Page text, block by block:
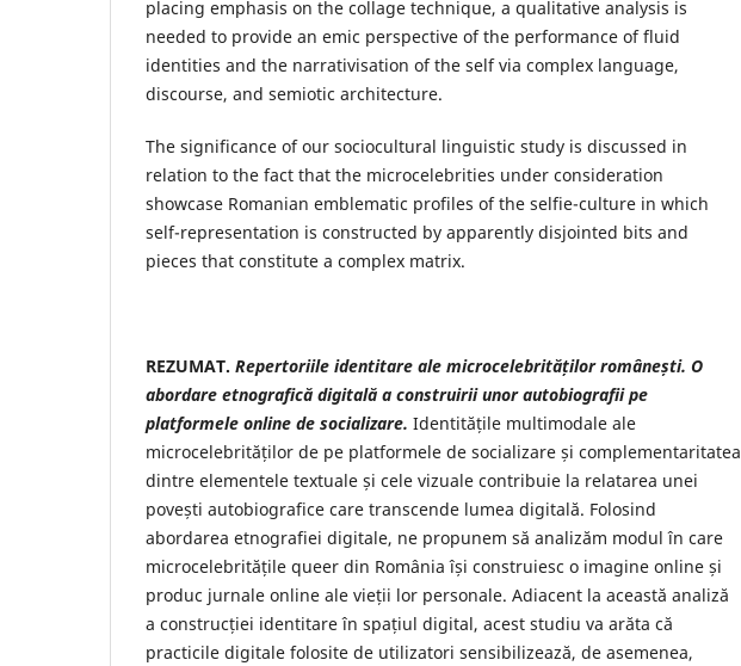
placing emphasis on the collage technique, a qualitative analysis is
needed to provide an emic perspective of the performance of fluid
identities and the narrativisation of the self via complex language,
discourse, and semiotic architecture.
The significance of our sociocultural linguistic study is discussed in
relation to the fact that the microcelebrities under consideration
showcase Romanian emblematic profiles of the selfie-culture in which
self-representation is constructed by apparently disjointed bits and
pieces that constitute a complex matrix.
REZUMAT. Repertoriile identitare ale microcelebrităților românești. O
abordare etnografică digitală a construirii unor autobiografii pe
platformele online de socializare. Identitățile multimodale ale
microcelebrităților de pe platformele de socializare și complementaritatea
dintre elementele textuale și cele vizuale contribuie la relatarea unei
povești autobiografice care transcende lumea digitală. Folosind
abordarea etnografiei digitale, ne propunem să analizăm modul în care
microcelebritățile queer din România își construiesc o imagine online și
produc jurnale online ale vieții lor personale. Adiacent la această analiză
a construcției identitare în spațiul digital, acest studiu va arăta că
practicile digitale folosite de utilizatori sensibilizează, de asemenea,